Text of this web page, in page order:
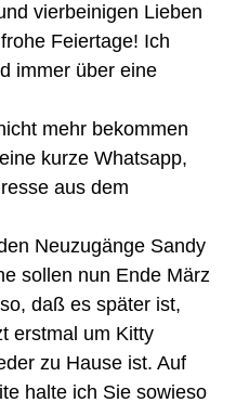
vierbeinigen Lieben
Feiertage! Ich
immer über eine
mehr bekommen
kurze Whatsapp,
aus dem
Neuzugänge Sandy
sollen nun Ende März
daß es später ist,
erstmal um Kitty
zu Hause ist. Auf
halte ich Sie sowieso